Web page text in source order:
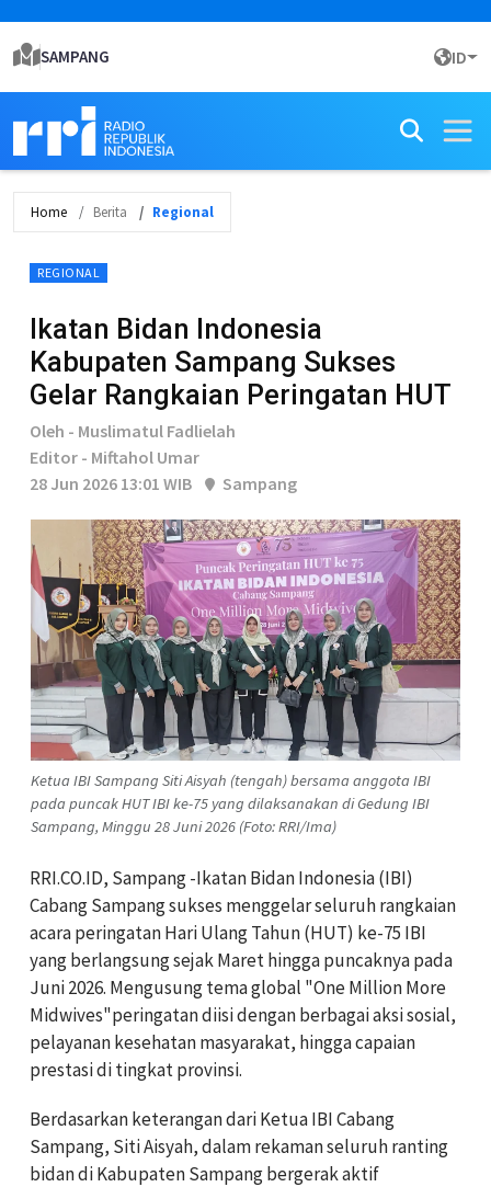
SAMPANG ID
Home Berita Regional
REGIONAL
Ikatan Bidan Indonesia
Kabupaten Sampang Sukses
Gelar Rangkaian Peringatan HUT
Oleh - Muslimatul Fadlielah
Editor - Miftahol Umar
28 Jun 2026 13:01 WIB
Sampang
Ketua IBI Sampang Siti Aisyah (tengah) bersama anggota IBI
pada puncak HUT IBI ke-75 yang dilaksanakan di Gedung IBI
Sampang, Minggu 28 Juni 2026 (Foto: RRI/Ima)
RRI.CO.ID, Sampang -Ikatan Bidan Indonesia (IBI)
Cabang Sampang sukses menggelar seluruh rangkaian
acara peringatan Hari Ulang Tahun (HUT) ke-75 IBI
yang berlangsung sejak Maret hingga puncaknya pada
Juni 2026. Mengusung tema global "One Million More
Midwives"peringatan diisi dengan berbagai aksi sosial,
pelayanan kesehatan masyarakat, hingga capaian
prestasi di tingkat provinsi.
Berdasarkan keterangan dari Ketua IBI Cabang
Sampang, Siti Aisyah, dalam rekaman seluruh ranting
bidan di Kabupaten Sampang bergerak aktif